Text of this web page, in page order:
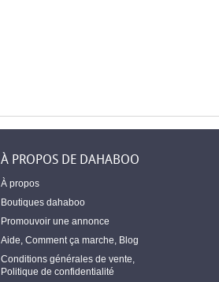
À PROPOS DE DAHABOO
À propos
Boutiques dahaboo
Promouvoir une annonce
Aide Comment ça marche Blog
Conditions générales de vente
Politique de confidentialité